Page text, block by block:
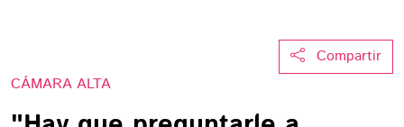
Compartir
CÁMARA ALTA